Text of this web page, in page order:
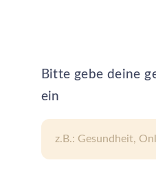
Bitte gebe deine
ein